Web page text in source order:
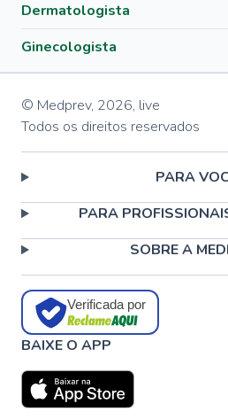
Dermatologista
Ginecologista
© Medprev, 2026, live
Todos os direitos reservados
PARA
PARA
SOBRE A
Verificada por
BAIXE O APP